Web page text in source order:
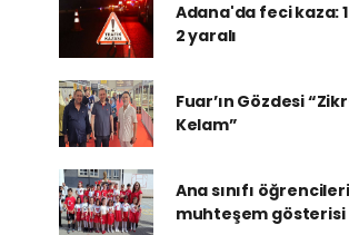
Adana'da feci kaza:
2 yaralı
Fuar’ın Gözdesi
Kelam”
Ana sınıfı
muhteşem gösterisi